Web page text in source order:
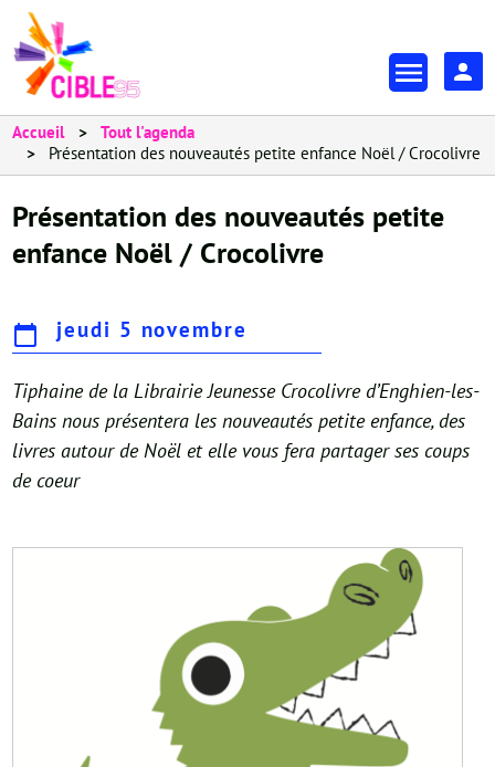
En-
tête
Accueil
Tout l'agenda
Présentation des nouveautés petite enfance Noël / Crocolivre
Présentation des nouveautés petite
enfance Noël / Crocolivre
jeudi 5 novembre
Tiphaine de la Librairie Jeunesse Crocolivre d’Enghien-les-
Bains nous présentera les nouveautés petite enfance, des
livres autour de Noël et elle vous fera partager ses coups
de coeur